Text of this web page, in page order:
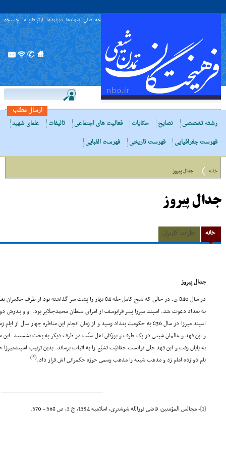
صفحه اصلی پیوندها درباره ما ارتباط با ما جستجو
ارسال مطلب
رشته تخصصی
نصایح حکایات فعالیت های اجتماعی تالیفات
علمای شهید
فهرست جغرافیایی
فهرست تاریخی فهرست الفبایی
خانه جدال پیروز
جدال پیروز
خانه نظرات کاربران
جدال پیروز
در سال 840 ق. در حالى که شیخ کامل حله 84 بهار را پشت سر گذاشته
به بغداد دعوت شد. اسپند میرزا پسر قرایوسف از امراى سلطان محمدجـلایر بود. او و پـدرش
اسپند میرزا در سال 836 به حکومت بغداد رسید و از زمان انجام این مناظره چهار
و ابن فهد و عالمان شیعى در یک طرف و بزرگان اهل سنّت در طرف دیگر به بحث نشستند.
به پایان رفت و ابن فهد حلى توانست حقانیّت تشیّع را به اثبات برساند. بدین ترتیب
نام دوازده امام زد و مذهب شیعه را مذهب رسمى حوزه حکمرانى اش قرار داد.(
[1]
)
[1] - مجالس المؤمنین، قاضى نورالله شوشترى، اسلامیه 1354، ج 2، ص 368 - 370.